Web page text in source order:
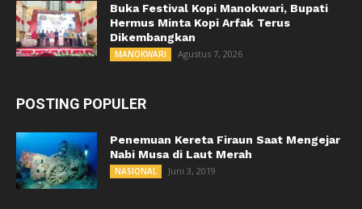
Buka Festival Kopi Manokwari, Bupati
Hermus Minta Kopi Arfak Terus
Dikembangkan
MANOKWARI Agustus 7, 2026
POSTING POPULER
Penemuan Kereta Firaun Saat Mengejar
Nabi Musa di Laut Merah
NASIONAL Juni 3, 2019